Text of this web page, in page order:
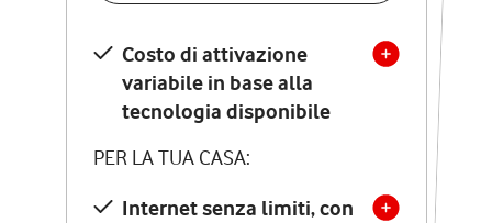
Costo di attivazione
variabile in base alla
tecnologia disponibile
PER LA TUA CASA:
Internet senza limiti, con
Costo di attivazione
variabile in base alla
tecnologia disponibile
PER LA TUA CASA:
Internet senza limiti, con
la migliore tecnologia